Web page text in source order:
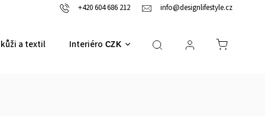
+420 604 686 212 info@designlifestyle.cz
CZK
kůži a textil Interiérové doplňky